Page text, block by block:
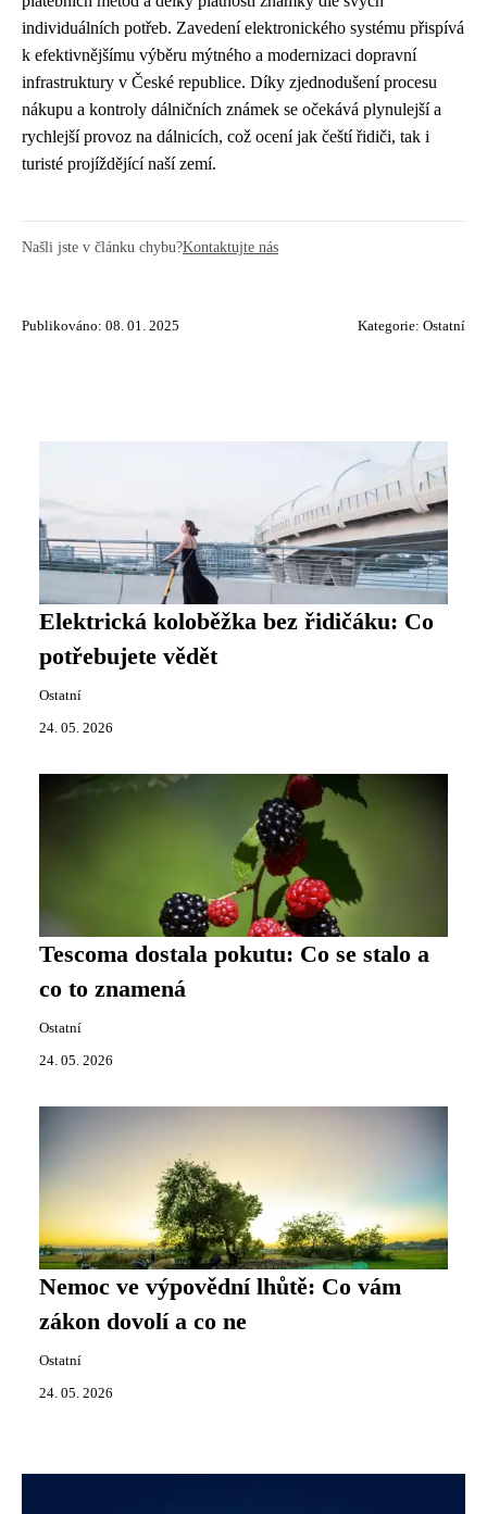
individuálních potřeb. Zavedení elektronického systému přispívá
k efektivnějšímu výběru mýtného a modernizaci dopravní
infrastruktury v České republice. Díky zjednodušení procesu
nákupu a kontroly dálničních známek se očekává plynulejší a
rychlejší provoz na dálnicích, což ocení jak čeští řidiči, tak i
turisté projíždějící naší zemí.
Našli jste v článku chybu?Kontaktujte nás
Publikováno: 08. 01. 2025 Kategorie: Ostatní
Elektrická koloběžka bez řidičáku: Co
potřebujete vědět
Ostatní
24. 05. 2026
Tescoma dostala pokutu: Co se stalo a
co to znamená
Ostatní
24. 05. 2026
Nemoc ve výpovědní lhůtě: Co vám
zákon dovolí a co ne
Ostatní
24. 05. 2026